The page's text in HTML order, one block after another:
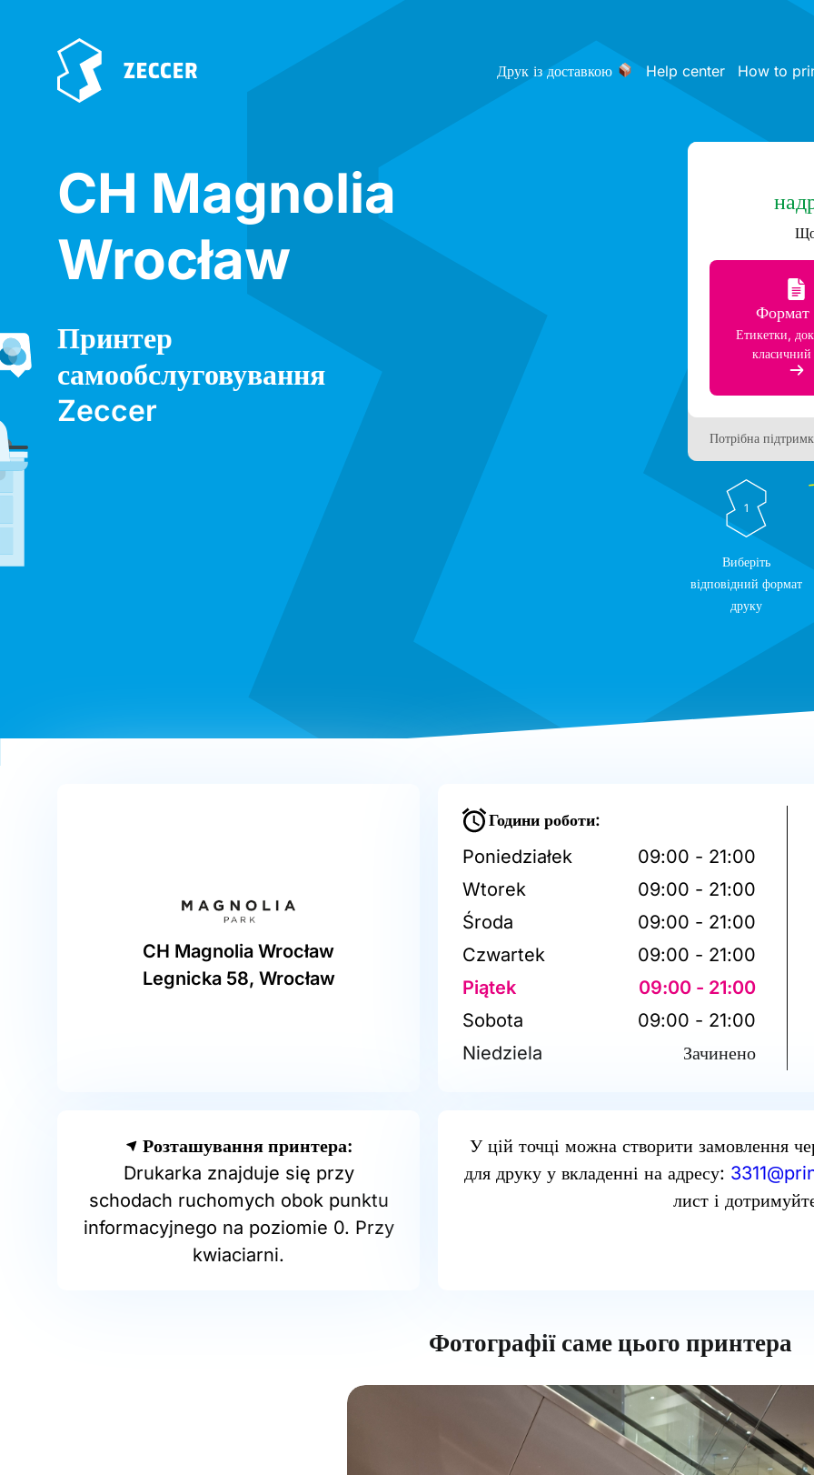
Друк із доставкою Help center How to
CH Magnolia
Wrocław
Принтер
самообслуговування
Zeccer
Що
Етикетки,
класичний
Потрібна
1
Виберіть
відповідний формат
друку
CH Magnolia Wrocław
Legnicka 58, Wrocław
Години роботи:
Poniedziałek
09:00 - 21:00
Wtorek
09:00 - 21:00
Środa
09:00 - 21:00
Czwartek
09:00 - 21:00
Piątek
09:00 - 21:00
Sobota
09:00 - 21:00
Niedziela
Зачинено
Розташування принтера:
Drukarka znajduje się przy
schodach ruchomych obok punktu
informacyjnego na poziomie 0. Przy
kwiaciarni.
У цій точці можна створити замовлення
для друку у вкладенні на адресу:
лист і
Фотографії саме цього принтера